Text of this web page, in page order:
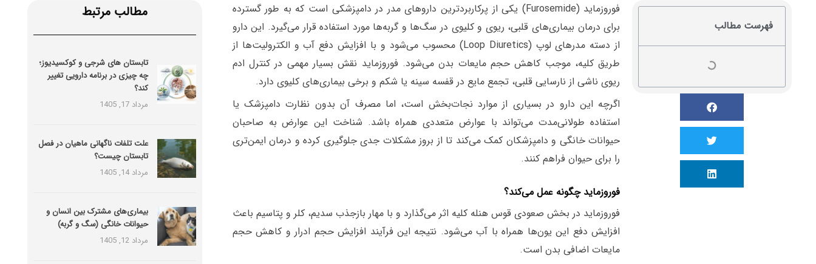
فهرست مطالب
فوروزماید (Furosemide) یکی از پرکاربردترین داروهای مدر در دامپزشکی است که به طور گسترده
برای درمان بیماری‌های قلبی، ریوی و کلیوی در سگ‌ها و گربه‌ها مورد استفاده قرار می‌گیرد. این دارو
از دسته مدرهای لوپ (Loop Diuretics) محسوب می‌شود و با افزایش دفع آب و الکترولیت‌ها از
طریق کلیه، موجب کاهش حجم مایعات بدن می‌شود. فوروزماید نقش بسیار مهمی در کنترل ادم
ریوی ناشی از نارسایی قلبی، تجمع مایع در قفسه سینه یا شکم و برخی بیماری‌های کلیوی دارد.
اگرچه این دارو در بسیاری از موارد نجات‌بخش است، اما مصرف آن بدون نظارت دامپزشک یا
استفاده طولانی‌مدت می‌تواند با عوارض متعددی همراه باشد. شناخت این عوارض به صاحبان
حیوانات خانگی و دامپزشکان کمک می‌کند تا از بروز مشکلات جدی جلوگیری کرده و درمان ایمن‌تری
را برای حیوان فراهم کنند.
فوروزماید چگونه عمل می‌کند؟
فوروزماید در بخش صعودی قوس هنله کلیه اثر می‌گذارد و با مهار بازجذب سدیم، کلر و پتاسیم باعث
افزایش دفع این یون‌ها همراه با آب می‌شود. نتیجه این فرآیند افزایش حجم ادرار و کاهش حجم
مایعات اضافی بدن است.
مطالب مرتبط
تابستان های شرجی و کوکسیدیوز؛
چه چیزی در برنامه دارویی تغییر
کند؟
مرداد 17, 1405
علت تلفات ناگهانی ماهیان در فصل
تابستان چیست؟
مرداد 14, 1405
بیماری‌های مشترک بین انسان و
حیوانات خانگی (سگ و گربه)
مرداد 12, 1405